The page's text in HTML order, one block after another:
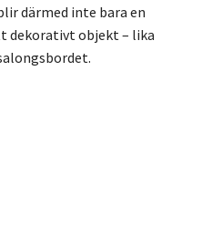
därmed inte bara en
dekorativt objekt – lika